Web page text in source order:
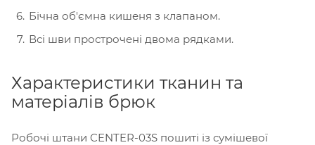
Бічна об'ємна кишеня з клапаном.
Всі шви прострочені двома рядками.
Характеристики тканин та
матеріалів брюк
Робочі штани CENTER-03S пошиті із сумішевої